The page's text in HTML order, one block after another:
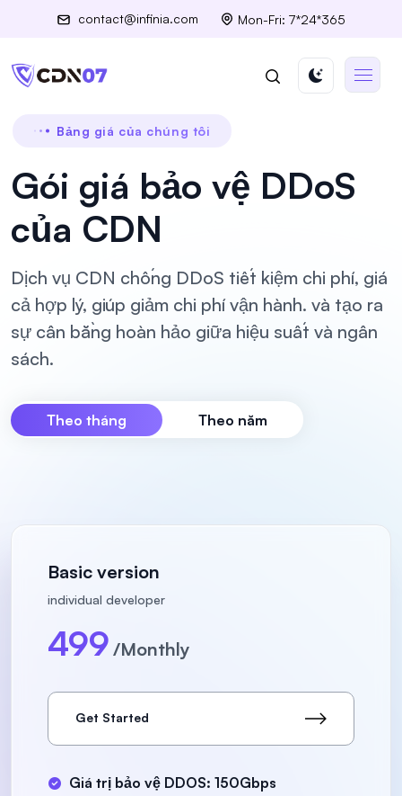
contact@infinia.com Mon-Fri: 7*24*365
Bảng giá của chúng tôi
Gói giá bảo vệ DDoS
của CDN
Dịch vụ CDN chống DDoS tiết kiệm chi phí, giá
cả hợp lý, giúp giảm chi phí vận hành. và tạo ra
sự cân bằng hoàn hảo giữa hiệu suất và ngân
sách.
Theo tháng Theo năm
Basic version
individual developer
499 /Monthly
Get Started
Giá trị bảo vệ DDOS: 150Gbps